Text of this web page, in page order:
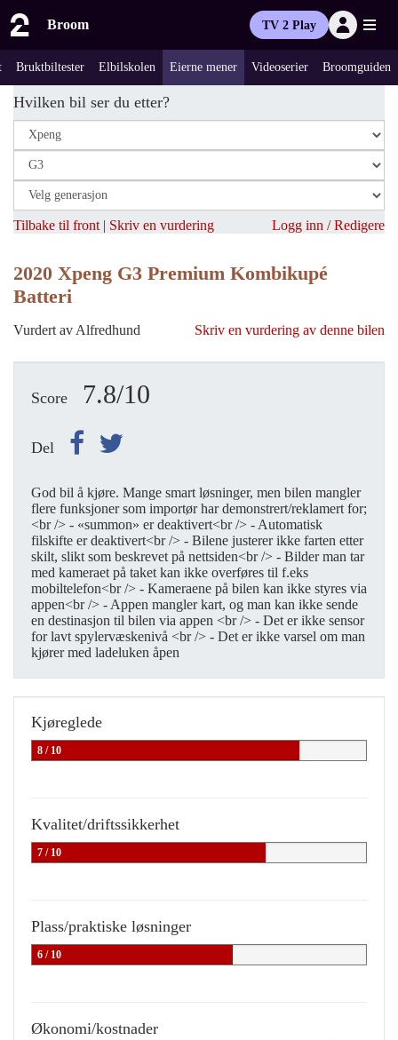
Broom TV 2 Play
Bruktbiltester Elbilskolen Eierne mener Videoserier Broomguiden
Hvilken bil ser du etter?
Tilbake til front | Skriv en vurdering Logg inn / Redigere
2020 Xpeng G3 Premium Kombikupé
Batteri
Vurdert av Alfredhund Skriv en vurdering av denne bilen
Score 7.8/10
Del
God bil å kjøre. Mange smart løsninger, men bilen mangler
flere funksjoner som importør har demonstrert/reklamert for;
<br /> - «summon» er deaktivert<br /> - Automatisk
filskifte er deaktivert<br /> - Bilene justerer ikke farten etter
skilt, slikt som beskrevet på nettsiden<br /> - Bilder man tar
med kameraet på taket kan ikke overføres til f.eks
mobiltelefon<br /> - Kameraene på bilen kan ikke styres via
appen<br /> - Appen mangler kart, og man kan ikke sende
en destinasjon til bilen via appen <br /> - Det er ikke sensor
for lavt spylervæskenivå <br /> - Det er ikke varsel om man
kjører med ladeluken åpen
Kjøreglede
8 / 10
Kvalitet/driftssikkerhet
7 / 10
Plass/praktiske løsninger
6 / 10
Økonomi/kostnader